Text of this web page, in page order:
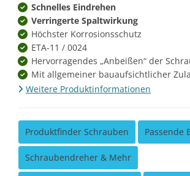
Schnelles Eindrehen
Verringerte Spaltwirkung
Höchster Korrosionsschutz
ETA-11 / 0024
Hervorragendes „Anbeißen“ der
Mit allgemeiner bauaufsichtlicher
Weitere Produktinformationen
Produktfinder Schrauben Passende
Schraubendreher & Mehr